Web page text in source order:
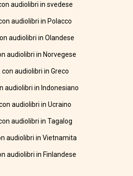
audiolibri in svedese
audiolibri in Polacco
audiolibri in Olandese
audiolibri in Norvegese
con audiolibri in Greco
audiolibri in Indonesiano
audiolibri in Ucraino
audiolibri in Tagalog
audiolibri in Vietnamita
audiolibri in Finlandese